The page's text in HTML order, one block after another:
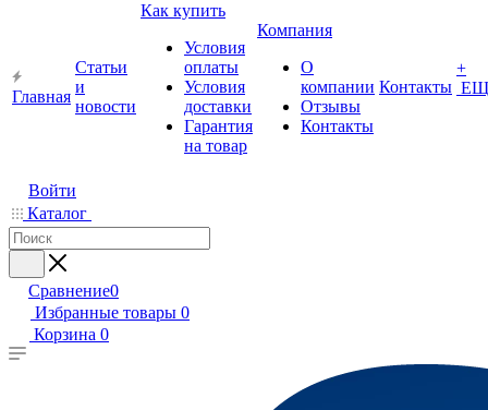
Главная
Статьи
и
новости
Как купить
Условия
оплаты
Условия
доставки
Гарантия
на товар
Компания
О
компании
Отзывы
Контакты
Контакты
+
Войти
Каталог
Сравнение0
Избранные товары 0
Корзина 0